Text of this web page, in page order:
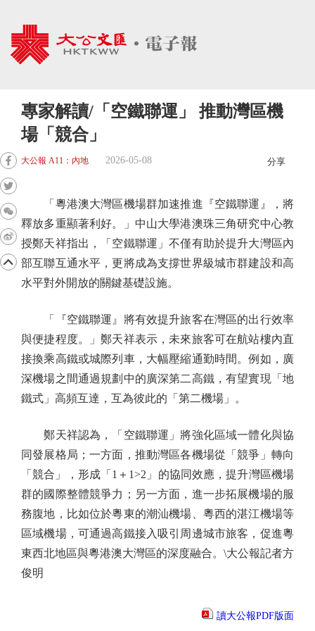
專家解讀/「空鐵聯運」 推動灣區機
場「競合」
大公報 A11：內地 2026-05-08 分享
「粵港澳大灣區機場群加速推進『空鐵聯運』，將
釋放多重顯著利好。」中山大學港澳珠三角研究中心教
授鄭天祥指出，「空鐵聯運」不僅有助於提升大灣區內
部互聯互通水平，更將成為支撐世界級城市群建設和高
水平對外開放的關鍵基礎設施。
「『空鐵聯運』將有效提升旅客在灣區的出行效率
與便捷程度。」鄭天祥表示，未來旅客可在航站樓內直
接換乘高鐵或城際列車，大幅壓縮通勤時間。例如，廣
深機場之間通過規劃中的廣深第二高鐵，有望實現「地
鐵式」高頻互達，互為彼此的「第二機場」。
鄭天祥認為，「空鐵聯運」將強化區域一體化與協
同發展格局；一方面，推動灣區各機場從「競爭」轉向
「競合」，形成「1＋1>2」的協同效應，提升灣區機場
群的國際整體競爭力；另一方面，進一步拓展機場的服
務腹地，比如位於粵東的潮汕機場、粵西的湛江機場等
區域機場，可通過高鐵接入吸引周邊城市旅客，促進粵
東西北地區與粵港澳大灣區的深度融合。\大公報記者方
俊明
讀大公報PDF版面